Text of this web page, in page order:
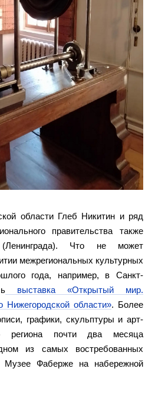
области Глеб Никитин и ряд
правительства также
Что не может
межрегиональных культурных
года, например, в Санкт-
выставка «Открытый мир.
Нижегородской области». Более
графики, скульптуры и арт-
региона почти два месяца
из самых востребованных
Музее Фаберже на набережной